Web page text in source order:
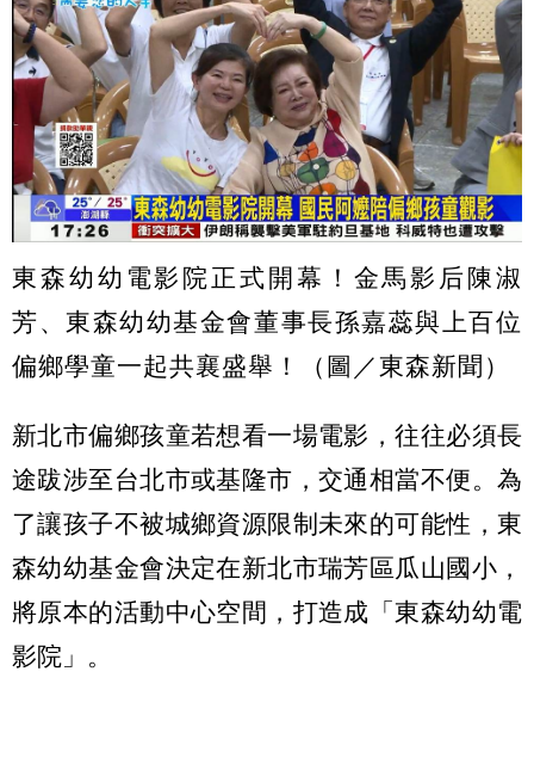
東森幼幼電影院正式開幕！金馬影后陳淑
芳、東森幼幼基金會董事長孫嘉蕊與上百位
偏鄉學童一起共襄盛舉！（圖／東森新聞）
新北市偏鄉孩童若想看一場電影，往往必須長
途跋涉至台北市或基隆市，交通相當不便。為
了讓孩子不被城鄉資源限制未來的可能性，東
森幼幼基金會決定在新北市瑞芳區瓜山國小，
將原本的活動中心空間，打造成「東森幼幼電
影院」。